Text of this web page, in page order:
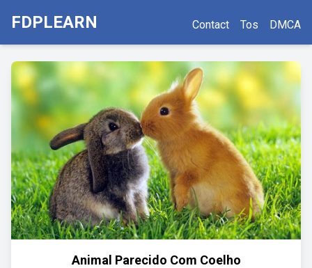
FDPLEARN Contact Tos DMCA
Animal Parecido Com Coelho